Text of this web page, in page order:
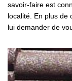
savoir-faire est
localité. En plus de
lui demander de